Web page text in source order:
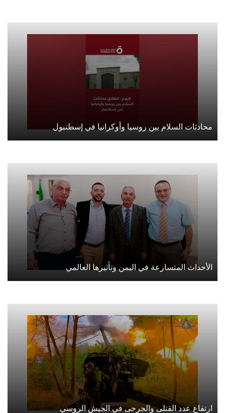
محادثات السلام بين روسيا وأوكرانيا في إسطنبول
الأحداث المتسارعة في اليمن وتأثيرها العالمي
ارتفاع عدد القتلى والجرحى في الجيش الروسي